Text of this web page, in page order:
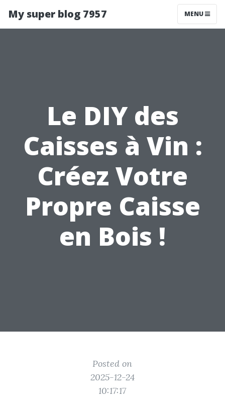
My super blog 7957 MENU
Le DIY des
Caisses à Vin :
Créez Votre
Propre Caisse
en Bois !
Posted on
2025-12-24
10:17:17